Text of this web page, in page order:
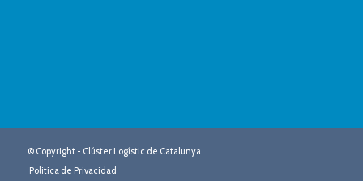
© Copyright - Clúster Logístic de Catalunya
Politica de Privacidad